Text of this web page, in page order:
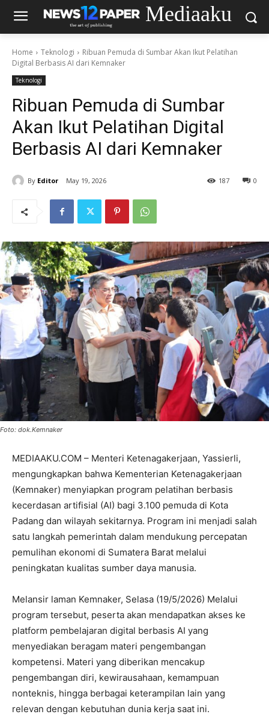
Mediaaku
Home Teknologi
Ribuan Pemuda di Sumbar Akan Ikut Pelatihan
Digital Berbasis AI dari Kemnaker
Teknologi
Ribuan Pemuda di Sumbar
Akan Ikut Pelatihan Digital
Berbasis AI dari Kemnaker
By Editor May 19, 2026 0
187
Foto: dok.Kemnaker
MEDIAAKU.COM – Menteri Ketenagakerjaan, Yassierli,
mengungkapkan bahwa Kementerian Ketenagakerjaan
(Kemnaker) menyiapkan program pelatihan berbasis
kecerdasan artifisial (AI) bagi 3.100 pemuda di Kota
Padang dan wilayah sekitarnya. Program ini menjadi salah
satu langkah pemerintah dalam mendukung percepatan
pemulihan ekonomi di Sumatera Barat melalui
peningkatan kualitas sumber daya manusia.
Melansir laman Kemnaker, Selasa (19/5/2026) Melalui
program tersebut, peserta akan mendapatkan akses ke
platform pembelajaran digital berbasis AI yang
menyediakan beragam materi pengembangan
kompetensi. Materi yang diberikan mencakup
pengembangan diri, kewirausahaan, kemampuan
nonteknis, hingga berbagai keterampilan lain yang
relevan dengan kebutuhan dunia kerja saat ini.